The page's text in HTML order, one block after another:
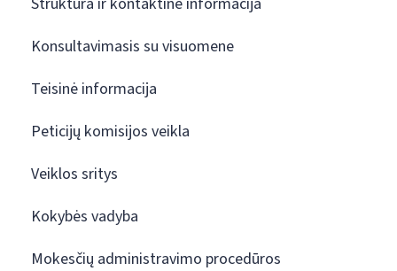
Konsultavimasis su visuomene
Teisinė informacija
Peticijų komisijos veikla
Veiklos sritys
Kokybės vadyba
Mokesčių administravimo procedūros